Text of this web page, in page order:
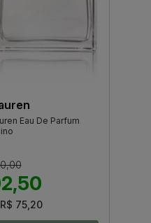
Eau De Parfum
R$ 75,20